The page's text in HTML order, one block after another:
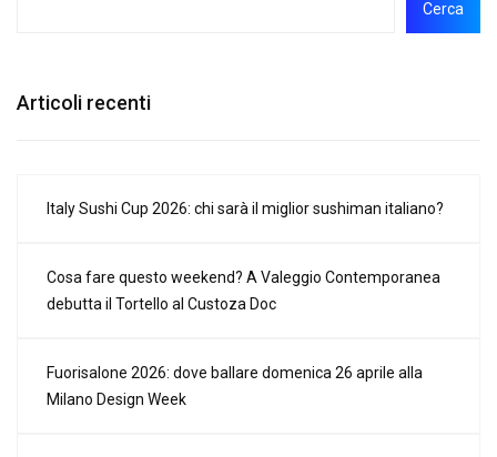
Cerca
Articoli recenti
Italy Sushi Cup 2026: chi sarà il miglior sushiman italiano?
Cosa fare questo weekend? A Valeggio Contemporanea
debutta il Tortello al Custoza Doc
Fuorisalone 2026: dove ballare domenica 26 aprile alla
Milano Design Week